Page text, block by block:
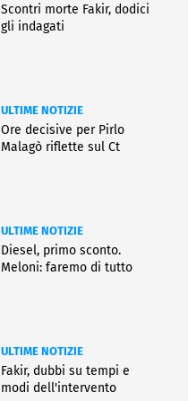
Scontri morte Fakir, dodici
gli indagati
ULTIME NOTIZIE
Ore decisive per Pirlo
Malagò riflette sul Ct
ULTIME NOTIZIE
Diesel, primo sconto.
Meloni: faremo di tutto
ULTIME NOTIZIE
Fakir, dubbi su tempi e
modi dell'intervento